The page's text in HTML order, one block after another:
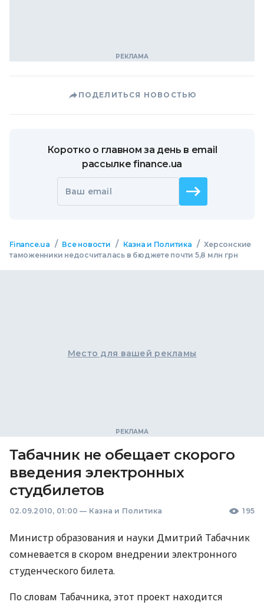
ПОДЕЛИТЬСЯ НОВОСТЬЮ
Коротко о главном за день в email
рассылке finance.ua
Ваш email
Finance.ua / Все новости / Казна и Политика / Херсонские
таможенники недосчиталась в бюджете почти 5,8 млн грн
Место для вашей рекламы
Табачник не обещает скорого
введения электронных
студбилетов
02.09.2010, 01:00 — Казна и Политика 195
Министр образования и науки Дмитрий Табачник
сомневается в скором внедрении электронного
студенческого билета.
По словам Табачника, этот проект находится